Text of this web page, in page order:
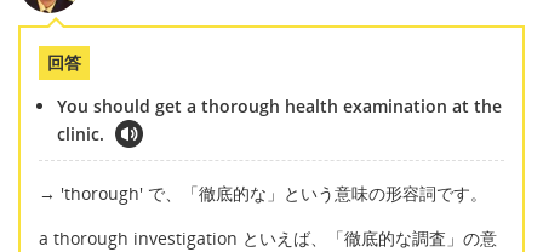
回答
You should get a thorough health examination at the
clinic.
→ 'thorough' で、「徹底的な」という意味の形容詞です。
a thorough investigation といえば、「徹底的な調査」の意